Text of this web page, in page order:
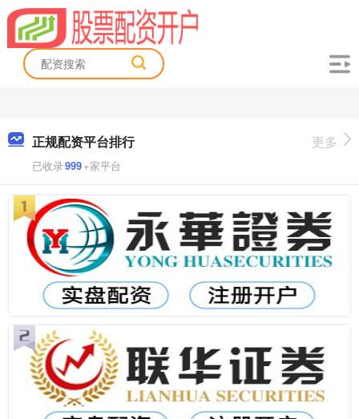
正规配资平台排行
已收录999+家平台
更多